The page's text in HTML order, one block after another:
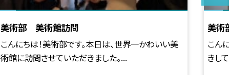
美術部 美術館訪問
こんにちは！美術部です。本日は、世界一かわいい美
術館に訪問させていただきました。...
美術
こん
きし